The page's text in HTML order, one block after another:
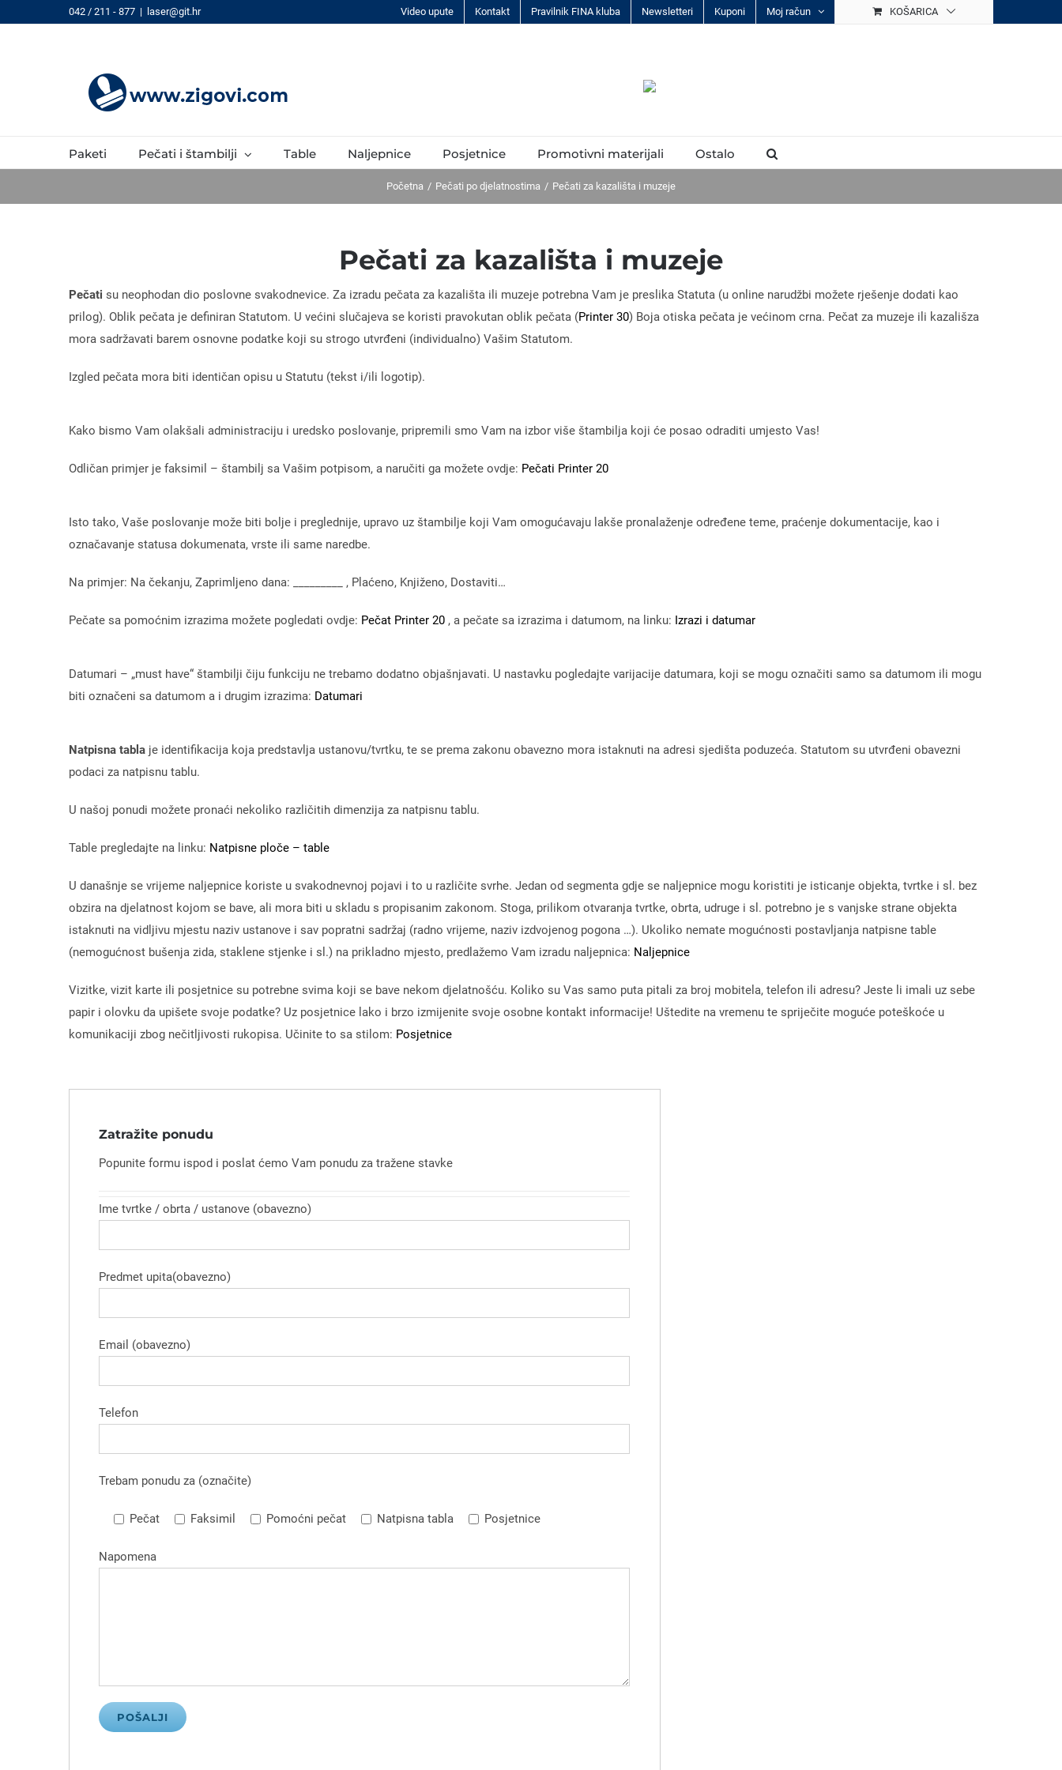
042 / 211 - 877 | laser@git.hr Video upute Kontakt Pravilnik FINA kluba Newsletteri Kuponi Moj račun KOŠARICA
Paketi Pečati i štambilji Table Naljepnice Posjetnice Promotivni materijali Ostalo
Početna Pečati po djelatnostima Pečati za kazališta i muzeje
Pečati za kazališta i muzeje
Pečati su neophodan dio poslovne svakodnevice. Za izradu pečata za kazališta ili muzeje potrebna Vam je preslika Statuta (u online narudžbi možete rješenje dodati kao
prilog). Oblik pečata je definiran Statutom. U većini slučajeva se koristi pravokutan oblik pečata (Printer 30) Boja otiska pečata je većinom crna. Pečat za muzeje ili kazališza
mora sadržavati barem osnovne podatke koji su strogo utvrđeni (individualno) Vašim Statutom.
Izgled pečata mora biti identičan opisu u Statutu (tekst i/ili logotip).
Kako bismo Vam olakšali administraciju i uredsko poslovanje, pripremili smo Vam na izbor više štambilja koji će posao odraditi umjesto Vas!
Odličan primjer je faksimil – štambilj sa Vašim potpisom, a naručiti ga možete ovdje: Pečati Printer 20
Isto tako, Vaše poslovanje može biti bolje i preglednije, upravo uz štambilje koji Vam omogućavaju lakše pronalaženje određene teme, praćenje dokumentacije, kao i
označavanje statusa dokumenata, vrste ili same naredbe.
Na primjer: Na čekanju, Zaprimljeno dana: _________ , Plaćeno, Knjiženo, Dostaviti…
Pečate sa pomoćnim izrazima možete pogledati ovdje: Pečat Printer 20 , a pečate sa izrazima i datumom, na linku: Izrazi i datumar
Datumari – „must have“ štambilji čiju funkciju ne trebamo dodatno objašnjavati. U nastavku pogledajte varijacije datumara, koji se mogu označiti samo sa datumom ili mogu
biti označeni sa datumom a i drugim izrazima: Datumari
Natpisna tabla je identifikacija koja predstavlja ustanovu/tvrtku, te se prema zakonu obavezno mora istaknuti na adresi sjedišta poduzeća. Statutom su utvrđeni obavezni
podaci za natpisnu tablu.
U našoj ponudi možete pronaći nekoliko različitih dimenzija za natpisnu tablu.
Table pregledajte na linku: Natpisne ploče – table
U današnje se vrijeme naljepnice koriste u svakodnevnoj pojavi i to u različite svrhe. Jedan od segmenta gdje se naljepnice mogu koristiti je isticanje objekta, tvrtke i sl. bez
obzira na djelatnost kojom se bave, ali mora biti u skladu s propisanim zakonom. Stoga, prilikom otvaranja tvrtke, obrta, udruge i sl. potrebno je s vanjske strane objekta
istaknuti na vidljivu mjestu naziv ustanove i sav popratni sadržaj (radno vrijeme, naziv izdvojenog pogona …). Ukoliko nemate mogućnosti postavljanja natpisne table
(nemogućnost bušenja zida, staklene stjenke i sl.) na prikladno mjesto, predlažemo Vam izradu naljepnica: Naljepnice
Vizitke, vizit karte ili posjetnice su potrebne svima koji se bave nekom djelatnošću. Koliko su Vas samo puta pitali za broj mobitela, telefon ili adresu? Jeste li imali uz sebe
papir i olovku da upišete svoje podatke? Uz posjetnice lako i brzo izmijenite svoje osobne kontakt informacije! Uštedite na vremenu te spriječite moguće poteškoće u
komunikaciji zbog nečitljivosti rukopisa. Učinite to sa stilom: Posjetnice
Zatražite ponudu
Popunite formu ispod i poslat ćemo Vam ponudu za tražene stavke
Ime tvrtke / obrta / ustanove (obavezno)
Predmet upita(obavezno)
Email (obavezno)
Telefon
Trebam ponudu za (označite)
Pečat Faksimil Pomoćni pečat Natpisna tabla Posjetnice
Napomena